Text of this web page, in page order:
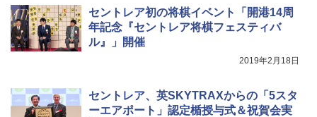
￥20,718
ア/オフィス/教育現場/展示会用 緑
￥1,180
セントレア初の将棋イベント「開港14周
年記念『セントレア将棋フェスティバ
ル』」開催
2019年2月18日
セントレア、英SKYTRAXからの「5スタ
ーエアポート」認定楯授与式＆祝賀会実